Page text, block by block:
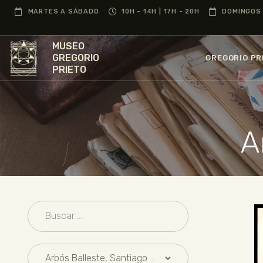
MARTES A SÁBADO 10H - 14H | 17H - 20H
MUSEO
GREGORIO
PRIETO
GREGORIO